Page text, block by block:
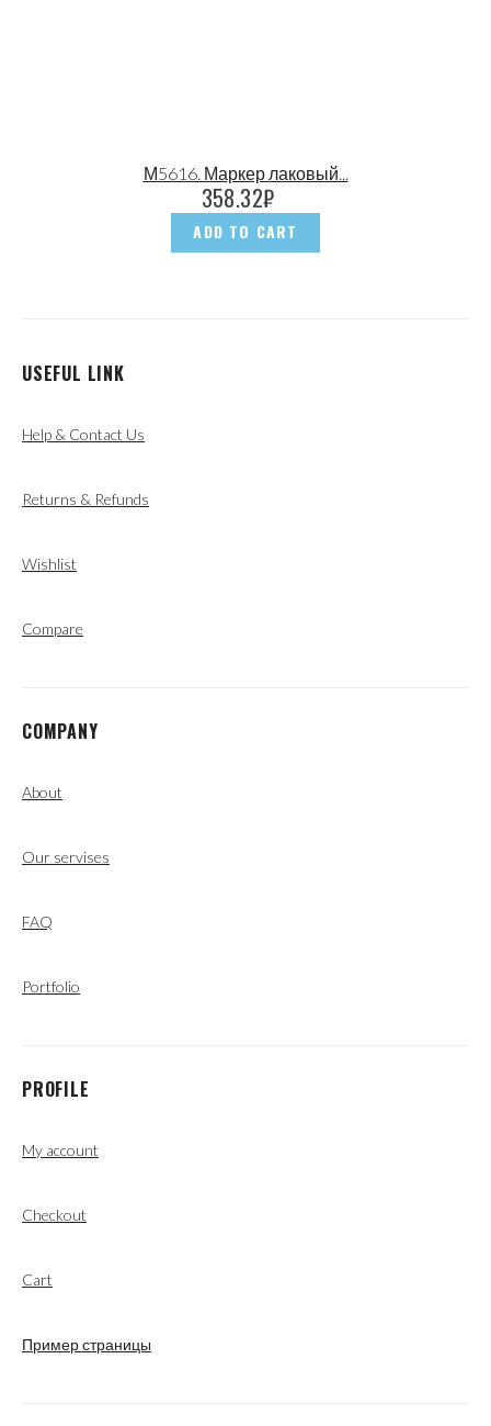
М5616. Маркер лаковый...
358.32₽
ADD TO CART
USEFUL LINK
Help & Contact Us
Returns & Refunds
Wishlist
Compare
COMPANY
About
Our servises
FAQ
Portfolio
PROFILE
My account
Checkout
Cart
Пример страницы